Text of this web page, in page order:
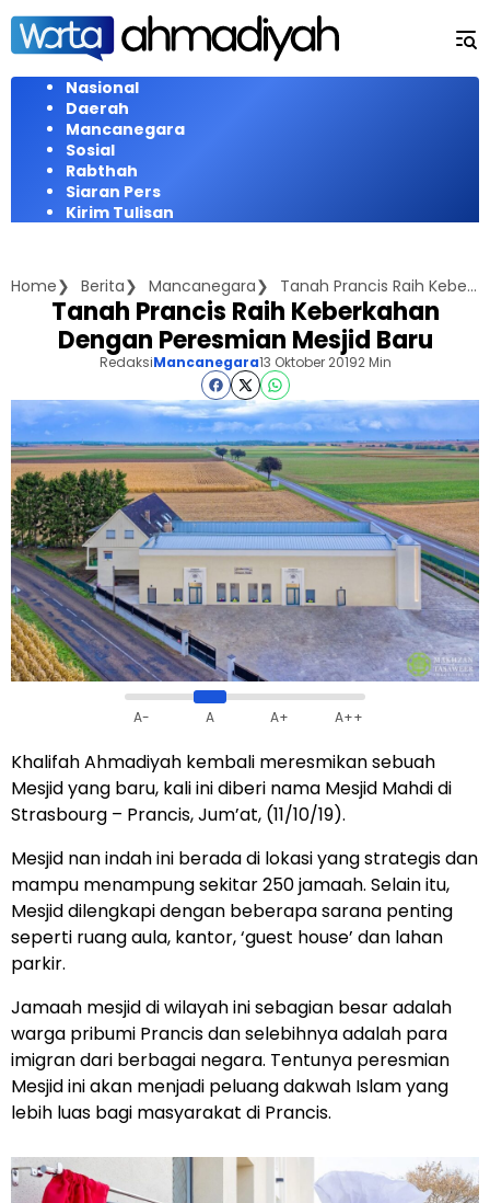
Langsung
konten
Nasional
Daerah
Mancanegara
Sosial
Rabthah
Siaran Pers
Kirim Tulisan
Home Berita Mancanegara Tanah Prancis Raih Keberkahan Dengan Peresmian Mesjid Baru
Tanah Prancis Raih Keberkahan
Dengan Peresmian Mesjid Baru
RedaksiMancanegara13 Oktober 20192 Min
A- A A+ A++
Khalifah Ahmadiyah kembali meresmikan sebuah
Mesjid yang baru, kali ini diberi nama Mesjid Mahdi di
Strasbourg – Prancis, Jum’at, (11/10/19).
Mesjid nan indah ini berada di lokasi yang strategis dan
mampu menampung sekitar 250 jamaah. Selain itu,
Mesjid dilengkapi dengan beberapa sarana penting
seperti ruang aula, kantor, ‘guest house’ dan lahan
parkir.
Jamaah mesjid di wilayah ini sebagian besar adalah
warga pribumi Prancis dan selebihnya adalah para
imigran dari berbagai negara. Tentunya peresmian
Mesjid ini akan menjadi peluang dakwah Islam yang
lebih luas bagi masyarakat di Prancis.